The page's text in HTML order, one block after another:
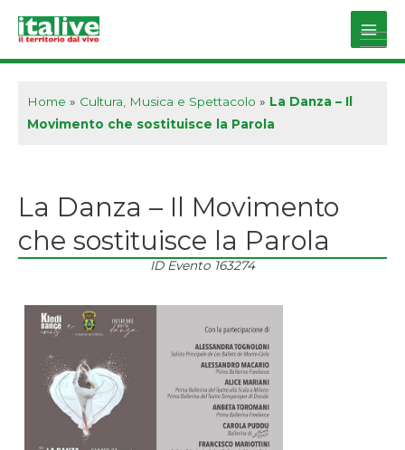
Main
Home » Cultura, Musica e Spettacolo » La Danza – Il
Movimento che sostituisce la Parola
La Danza – Il Movimento
che sostituisce la Parola
ID Evento 163274